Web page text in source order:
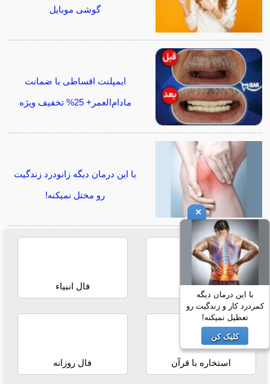
گوشی موبایل
ایمپلنت اقساطی با ضمانت
مادام‌العمر+ 25% تخفیف ویژه
با این درمان دیگه زانودرد زندگیت
رو مختل نمیکنه!
فال حافظ فال انبیاء
استخاره با قرآن فال روزانه
×
با این درمان دیگه
کمردرد کار و زندگیت رو
تعطیل نمیکنه!
کلیک کن